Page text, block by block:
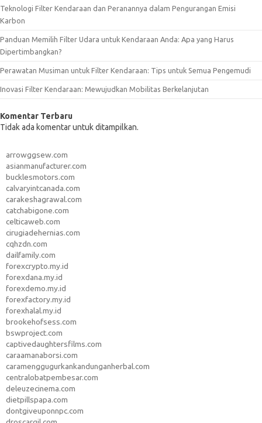
Teknologi Filter Kendaraan dan Peranannya dalam Pengurangan Emisi
Karbon
Panduan Memilih Filter Udara untuk Kendaraan Anda: Apa yang Harus
Dipertimbangkan?
Perawatan Musiman untuk Filter Kendaraan: Tips untuk Semua Pengemudi
Inovasi Filter Kendaraan: Mewujudkan Mobilitas Berkelanjutan
Komentar Terbaru
Tidak ada komentar untuk ditampilkan.
arrowggsew.com
asianmanufacturer.com
bucklesmotors.com
calvaryintcanada.com
carakeshagrawal.com
catchabigone.com
celticaweb.com
cirugiadehernias.com
cqhzdn.com
dailfamily.com
forexcrypto.my.id
forexdana.my.id
forexdemo.my.id
forexfactory.my.id
forexhalal.my.id
brookehofsess.com
bswproject.com
captivedaughtersfilms.com
caraamanaborsi.com
caramenggugurkankandunganherbal.com
centralobatpembesar.com
deleuzecinema.com
dietpillspapa.com
dontgiveuponnpc.com